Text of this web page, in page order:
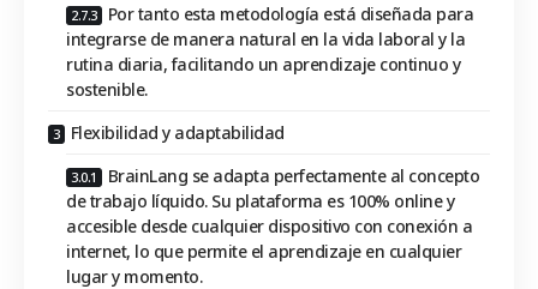
Por tanto esta metodología está diseñada para
integrarse de manera natural en la vida laboral y la
rutina diaria, facilitando un aprendizaje continuo y
sostenible.
Flexibilidad y adaptabilidad
BrainLang se adapta perfectamente al concepto
de trabajo líquido. Su plataforma es 100% online y
accesible desde cualquier dispositivo con conexión a
internet, lo que permite el aprendizaje en cualquier
lugar y momento.